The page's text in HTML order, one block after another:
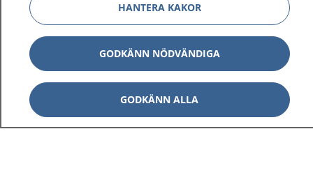
1177 på flera språk Visa
Om 1177 Visa
Kontakt
HANTERA KAKOR
GODKÄNN NÖDVÄNDIGA
GODKÄNN ALLA